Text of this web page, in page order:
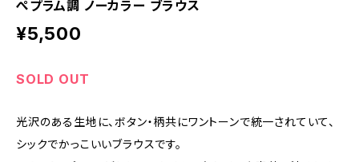
ぺプラム調 ノーカラー ブラウス
¥5,500
SOLD OUT
光沢のある生地に、ボタン・柄共にワントーンで統一されていて、
シックでかっこいいブラウスです。